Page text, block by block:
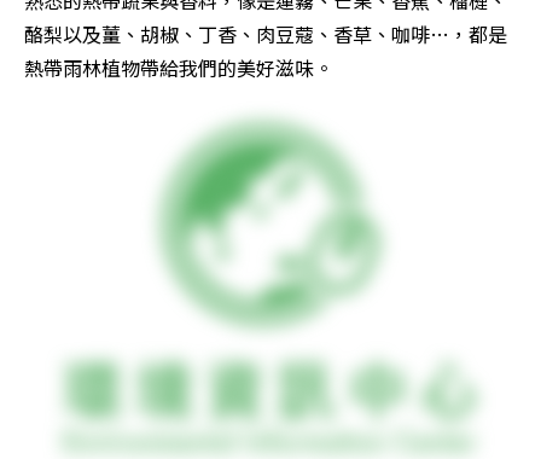
酪梨以及薑、胡椒、丁香、肉豆蔻、香草、咖啡…，都是
熱帶雨林植物帶給我們的美好滋味。